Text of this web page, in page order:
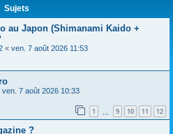
Sujets
au Japon (Shimanami Kaido +
« ven. 7 août 2026 11:53
ven. 7 août 2026 10:33
1 9 10 11 12
?